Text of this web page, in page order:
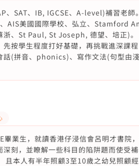
、SAT、IB, IGCSE、A-level)補習老師
AIS美國國際學校、弘立、Stamford
浙、St Paul, St Joseph, 德望、培正)
先按學生程度打好基礎，再挑戰進深課
話(拼音、phonics)、寫作文法(句型由
畢業生，就讀香港仔浸信會呂明才書院
深刻，並瞭解一些科目的陷阱題而使受
且本人有半年照顧3至10歲之幼兒照顧